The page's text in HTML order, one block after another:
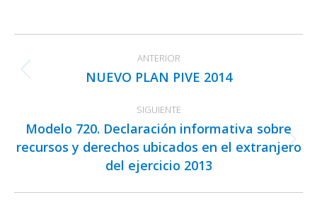
Facebook
X
LinkedIn
entre
publicaciones
ANTERIOR
Publicación
NUEVO PLAN PIVE 2014
SIGUIENTE
Publicación
siguiente:
Modelo 720. Declaración informativa sobre
recursos y derechos ubicados en el extranjero
del ejercicio 2013